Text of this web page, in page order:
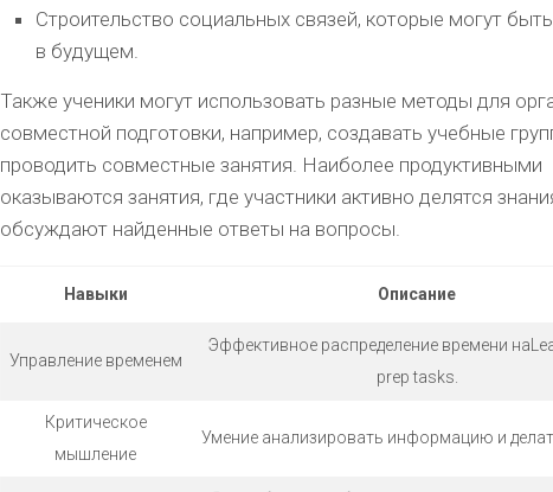
Строительство социальных связей, которые могут
в будущем.
Также ученики могут использовать разные методы для
совместной подготовки, например, создавать учебные
проводить совместные занятия. Наиболее продуктивными
оказываются занятия, где участники активно делятся
обсуждают найденные ответы на вопросы.
Навыки Описание
Управление временем
Эффективное распределение времени
prep tasks.
Критическое
мышление
Умение анализировать информацию и